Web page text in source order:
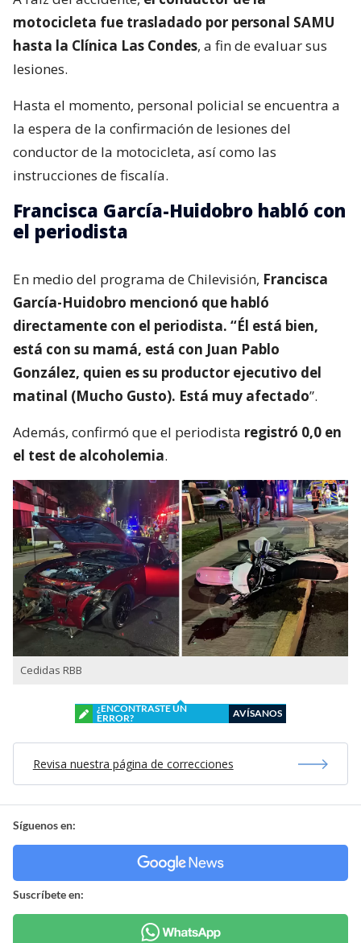
motocicleta fue trasladado por personal SAMU
hasta la Clínica Las Condes, a fin de evaluar sus
lesiones.
Hasta el momento, personal policial se encuentra a
la espera de la confirmación de lesiones del
conductor de la motocicleta, así como las
instrucciones de fiscalía.
Francisca García-Huidobro habló con
el periodista
En medio del programa de Chilevisión, Francisca
García-Huidobro mencionó que habló
directamente con el periodista. “Él está bien,
está con su mamá, está con Juan Pablo
González, quien es su productor ejecutivo del
matinal (Mucho Gusto). Está muy afectado”.
Además, confirmó que el periodista registró 0,0 en
el test de alcoholemia.
Cedidas RBB
¿ENCONTRASTE UN
ERROR?
AVÍSANOS
Revisa nuestra página de correcciones
Síguenos en:
Suscríbete en: